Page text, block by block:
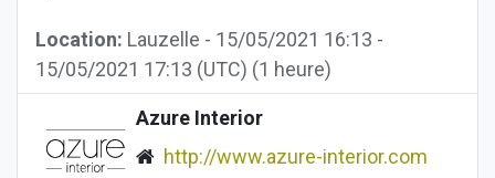
Location: Lauzelle - 15/05/2021 16:13 -
15/05/2021 17:13 (UTC) (1 heure)
Azure Interior
http://www.azure-interior.com